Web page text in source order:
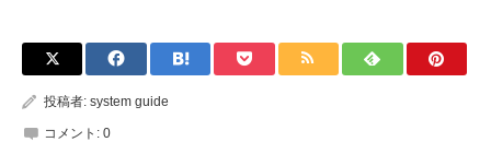
投稿者: system guide
コメント: 0